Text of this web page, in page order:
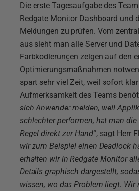
Die erste Tagesaufgabe des
Redgate Monitor Dashboard und
Meldungen zu prüfen. Vom
aus sieht man alle Server und
Farbkodierungen zeigen auf den
Optimierungsmaßnahmen
spart sehr viel Zeit, weil sofort
Aufmerksamkeit des Teams
sich Anwender melden, weil
schlechter performen, hat man
Regel direkt zur Hand“, sagt Herr
wir zum Beispiel einen Deadlock
erhalten wir in Redgate Monitor
Details graphisch dargestellt,
wissen, wo das Problem liegt. Wir